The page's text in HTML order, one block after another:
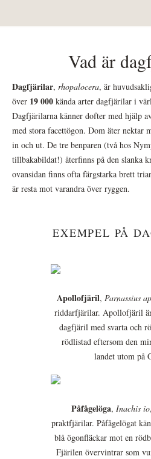
Vad är
Dagfjärilar, rhopalocera, är
över 19 000 kända arter dagfjärilar i
Dagfjärilarna känner dofter med hjälp
med stora facettögon. Dom äter nektar
in och ut. De tre benparen (två hos
tillbakabildat!) återfinns på den slanka
ovansidan finns ofta färgstarka brett
är resta mot varandra över ryggen.
EXEMPEL PÅ
Apollofjäril, Parnassius
riddarfjärilar. Apollofjäril
dagfjäril med svarta och
rödlistad eftersom den
landet utom på
Påfågelöga, Inachis io
praktfjärilar. Påfågelögat
blå ögonfläckar mot en
Fjärilen övervintrar som